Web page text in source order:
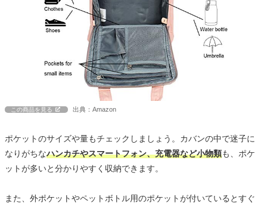
この商品を見る 出典：Amazon
ポケットのサイズや量もチェックしましょう。カバンの中で迷子に
なりがちなハンカチやスマートフォン、充電器など小物類も、ポケ
ットが多いと分かりやすく収納できます。
また、外ポケットやペットボトル用のポケットが付いているとすぐ